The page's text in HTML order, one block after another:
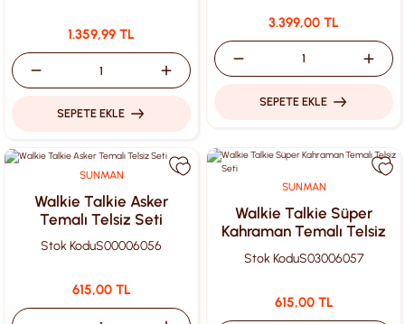
1.359,99 TL
SEPETE EKLE
3.399,00 TL
SEPETE EKLE
SUNMAN
Walkie Talkie Asker
Temalı Telsiz Seti
Stok KoduS00006056
615,00 TL
SUNMAN
Walkie Talkie Süper
Kahraman Temalı Telsiz
Seti
Stok KoduS03006057
615,00 TL